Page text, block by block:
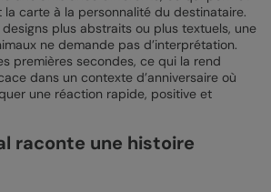
la carte à la personnalité du destinataire.
plus abstraits ou plus textuels, une
ne demande pas d’interprétation.
premières secondes, ce qui la rend
dans un contexte d’anniversaire où
une réaction rapide, positive et
raconte une histoire